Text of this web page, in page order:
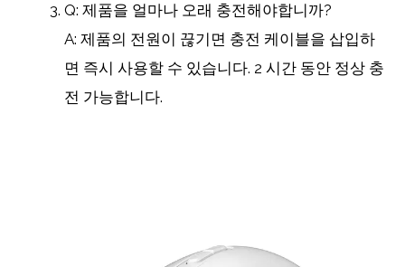
Q: 제품을 얼마나 오래 충전해야합니까?
A: 제품의 전원이 끊기면 충전 케이블을 삽입하
면 즉시 사용할 수 있습니다. 2 시간 동안 정상 충
전 가능합니다.